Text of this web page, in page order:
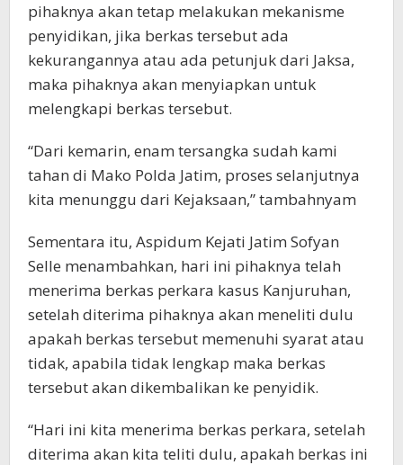
pihaknya akan tetap melakukan mekanisme
penyidikan, jika berkas tersebut ada
kekurangannya atau ada petunjuk dari Jaksa,
maka pihaknya akan menyiapkan untuk
melengkapi berkas tersebut.
“Dari kemarin, enam tersangka sudah kami
tahan di Mako Polda Jatim, proses selanjutnya
kita menunggu dari Kejaksaan,” tambahnyam
Sementara itu, Aspidum Kejati Jatim Sofyan
Selle menambahkan, hari ini pihaknya telah
menerima berkas perkara kasus Kanjuruhan,
setelah diterima pihaknya akan meneliti dulu
apakah berkas tersebut memenuhi syarat atau
tidak, apabila tidak lengkap maka berkas
tersebut akan dikembalikan ke penyidik.
“Hari ini kita menerima berkas perkara, setelah
diterima akan kita teliti dulu, apakah berkas ini